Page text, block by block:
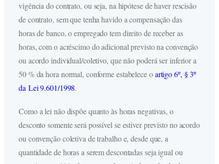
vigência do contrato, ou seja, na hipótese de haver rescisão
de contrato, sem que tenha havido a compensação das
horas de banco, o empregado tem direito de receber as
horas, com o acréscimo do adicional previsto na convenção
ou acordo individual/coletivo, que não poderá ser inferior a
50 % da hora normal, conforme estabelece oartigo 6º, § 3º
da Lei 9.601/1998.
Como a lei não dispõe quanto às horas negativas, o
desconto somente será possível se estiver previsto no acordo
ou convenção coletiva de trabalho e, desde que, a
quantidade de horas a serem descontadas seja igual ou